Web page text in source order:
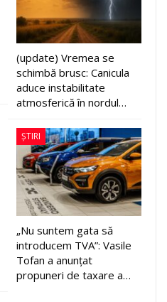
(update) Vremea se
schimbă brusc: Canicula
aduce instabilitate
atmosferică în nordul…
ȘTIRI
„Nu suntem gata să
introducem TVA”: Vasile
Tofan a anunțat
propuneri de taxare a…